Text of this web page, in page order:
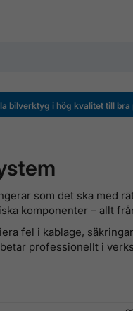
bilverktyg i hög kvalitet till bra
som det ska med
komponenter – allt
fel i kablage,
professionellt i